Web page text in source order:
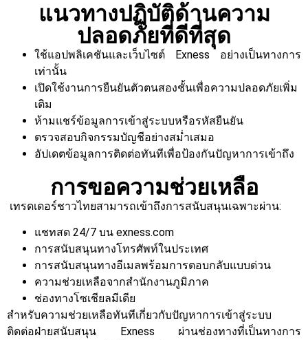
แนวทางปฏิบัติด้านความ
ปลอดภัยที่ดีที่สุด
ใช้แอปพลิเคชันและเว็บไซต์ Exness อย่างเป็นทางการ
เท่านั้น
เปิดใช้งานการยืนยันตัวตนสองชั้นเพื่อความปลอดภัยเพิ่ม
เติม
ห้ามแชร์ข้อมูลการเข้าสู่ระบบหรือรหัสยืนยัน
ตรวจสอบกิจกรรมบัญชีอย่างสม่ำเสมอ
อัปเดตข้อมูลการติดต่อทันทีเพื่อป้องกันปัญหาการเข้าถึง
การขอความช่วยเหลือ
เทรดเดอร์ชาวไทยสามารถเข้าถึงการสนับสนุนเฉพาะผ่าน:
แชทสด 24/7 บน exness.com
การสนับสนุนทางโทรศัพท์ในประเทศ
การสนับสนุนทางอีเมลพร้อมการตอบกลับแบบด่วน
ความช่วยเหลือจากสำนักงานภูมิภาค
ช่องทางโซเชียลมีเดีย
สำหรับความช่วยเหลือทันทีเกี่ยวกับปัญหาการเข้าสู่ระบบ
ติดต่อฝ่ายสนับสนุน Exness ผ่านช่องทางที่เป็นทางการ